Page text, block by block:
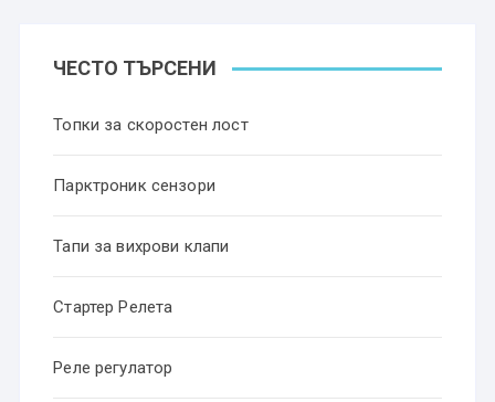
ЧЕСТО ТЪРСЕНИ
Топки за скоростен лост
Парктроник сензори
Тапи за вихрови клапи
Стартер Релета
Реле регулатор